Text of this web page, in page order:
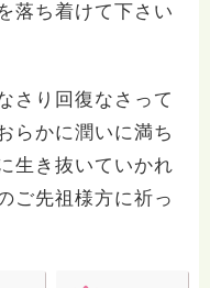
落ち着けて下さい
さり回復なさって
らかに潤いに満ち
生き抜いていかれ
ご先祖様方に祈っ